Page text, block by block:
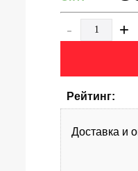
- +
Рейтинг:
Доставка и